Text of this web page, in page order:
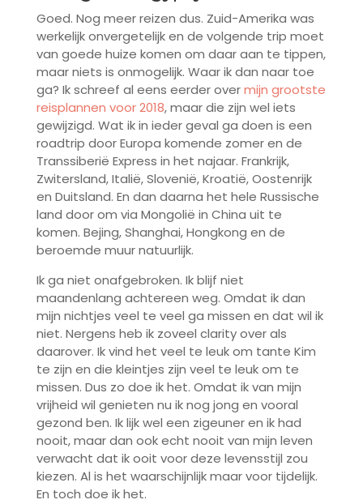
Goed. Nog meer reizen dus. Zuid-Amerika was
werkelijk onvergetelijk en de volgende trip moet
van goede huize komen om daar aan te tippen,
maar niets is onmogelijk. Waar ik dan naar toe
ga? Ik schreef al eens eerder overmijn grootste
reisplannen voor 2018, maar die zijn wel iets
gewijzigd. Wat ik in ieder geval ga doen is een
roadtrip door Europa komende zomer en de
Transsiberië Express in het najaar. Frankrijk,
Zwitersland, Italië, Slovenië, Kroatië, Oostenrijk
en Duitsland. En dan daarna het hele Russische
land door om via Mongolië in China uit te
komen. Bejing, Shanghai, Hongkong en de
beroemde muur natuurlijk.
Ik ga niet onafgebroken. Ik blijf niet
maandenlang achtereen weg. Omdat ik dan
mijn nichtjes veel te veel ga missen en dat wil ik
niet. Nergens heb ik zoveel clarity over als
daarover. Ik vind het veel te leuk om tante Kim
te zijn en die kleintjes zijn veel te leuk om te
missen. Dus zo doe ik het. Omdat ik van mijn
vrijheid wil genieten nu ik nog jong en vooral
gezond ben. Ik lijk wel een zigeuner en ik had
nooit, maar dan ook echt nooit van mijn leven
verwacht dat ik ooit voor deze levensstijl zou
kiezen. Al is het waarschijnlijk maar voor tijdelijk.
En toch doe ik het.